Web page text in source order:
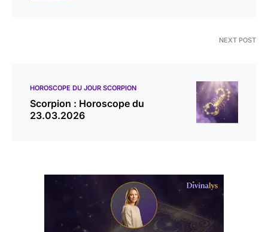
NEXT POST
HOROSCOPE DU JOUR SCORPION
Scorpion : Horoscope du
23.03.2026